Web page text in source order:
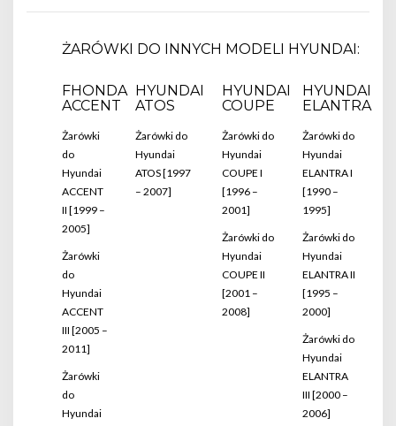
ŻARÓWKI DO INNYCH MODELI HYUNDAI:
FHONDA
ACCENT
Żarówki
do
Hyundai
ACCENT
II [1999 –
2005]
Żarówki
do
Hyundai
ACCENT
III [2005 –
2011]
Żarówki
do
Hyundai
HYUNDAI
ATOS
Żarówki do
Hyundai
ATOS [1997
– 2007]
HYUNDAI
COUPE
Żarówki do
Hyundai
COUPE I
[1996 –
2001]
Żarówki do
Hyundai
COUPE II
[2001 –
2008]
HYUNDAI
ELANTRA
Żarówki do
Hyundai
ELANTRA I
[1990 –
1995]
Żarówki do
Hyundai
ELANTRA II
[1995 –
2000]
Żarówki do
Hyundai
ELANTRA
III [2000 –
2006]